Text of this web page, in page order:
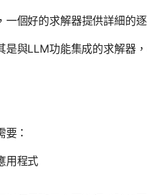
一個好的求解器提供詳細的
是與LLM功能集成的求解器
：
用程式